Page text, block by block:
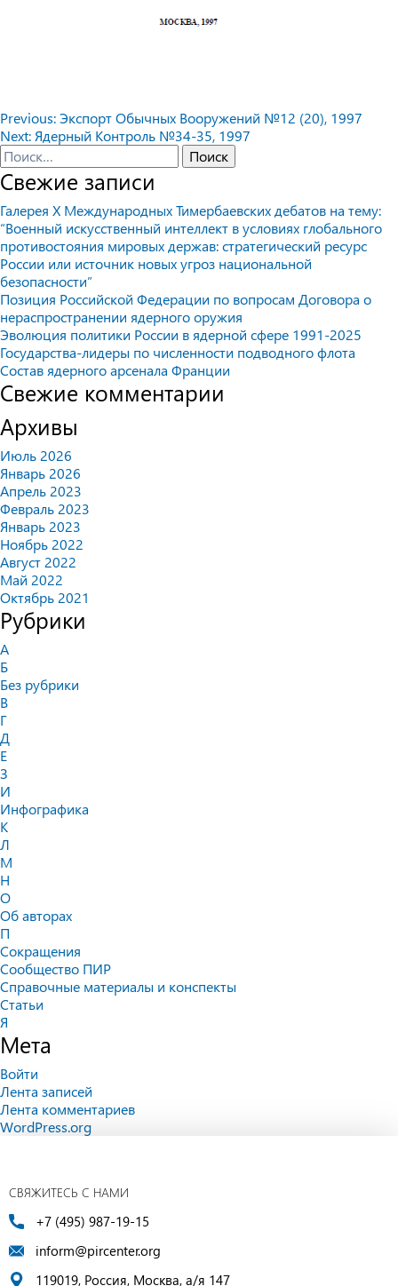
Навигация
по
записям
Previous:Экспорт Обычных Вооружений №12 (20), 1997
Next: Ядерный Контроль №34-35, 1997
Найти:
Свежие записи
Галерея X Международных Тимербаевских дебатов на тему:
“Военный искусственный интеллект в условиях глобального
противостояния мировых держав: стратегический ресурс
России или источник новых угроз национальной
безопасности”
Позиция Российской Федерации по вопросам Договора о
нераспространении ядерного оружия
Эволюция политики России в ядерной сфере 1991-2025
Государства-лидеры по численности подводного флота
Состав ядерного арсенала Франции
Свежие комментарии
Архивы
Июль 2026
Январь 2026
Апрель 2023
Февраль 2023
Январь 2023
Ноябрь 2022
Август 2022
Май 2022
Октябрь 2021
Рубрики
А
Б
Без рубрики
В
Г
Д
Е
З
И
Инфографика
К
Л
М
Н
О
Об авторах
П
Сокращения
Сообщество ПИР
Справочные материалы и конспекты
Статьи
Я
Мета
Войти
Лента записей
Лента комментариев
WordPress.org
СВЯЖИТЕСЬ С НАМИ
+7 (495) 987-19-15
inform@pircenter.org
119019, Россия, Москва, а/я 147